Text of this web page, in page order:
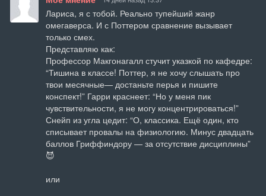
Лариса, я с тобой. Реально тупейший жанр
омегаверса. И с Поттером сравнение вызывает
только смех.
Представляю как:
Профессор Макгонагалл стучит указкой по кафедре:
“Тишина в классе! Поттер, я не хочу слышать про
твои месячные— достаньте перья и пишите
конспект!” Гарри краснеет: “Но у меня пик
чувствительности, я не могу концентрироваться!”
Снейп из угла цедит: “О, классика. Ещё один, кто
списывает провалы на физиологию. Минус двадцать
баллов Гриффиндору — за отсутствие дисциплины”
😈
или